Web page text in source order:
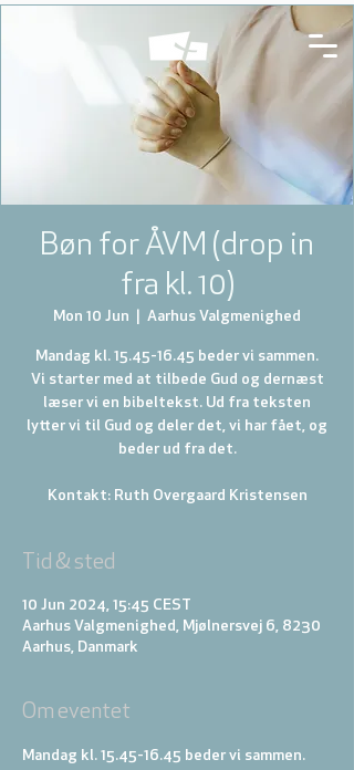
Bøn for ÅVM (drop in
fra kl. 10)
Mon 10 Jun Aarhus Valgmenighed
Mandag kl. 15.45-16.45 beder vi sammen.
Vi starter med at tilbede Gud og dernæst
læser vi en bibeltekst. Ud fra teksten
lytter vi til Gud og deler det, vi har fået, og
beder ud fra det.
Kontakt: Ruth Overgaard Kristensen
Tid & sted
10 Jun 2024, 15:45 CEST
Aarhus Valgmenighed, Mjølnersvej 6, 8230
Aarhus, Danmark
Om eventet
Mandag kl. 15.45-16.45 beder vi sammen.